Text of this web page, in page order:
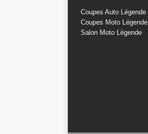
Coupes Auto Légende
Coupes Moto Légende
Salon Moto Légende